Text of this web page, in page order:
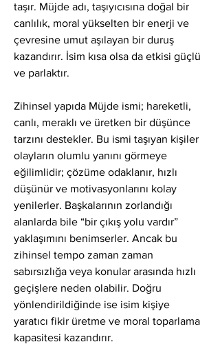
taşır. Müjde adı, taşıyıcısına doğal bir
canlılık, moral yükselten bir enerji ve
çevresine umut aşılayan bir duruş
kazandırır. İsim kısa olsa da etkisi güçlü
ve parlaktır.
Zihinsel yapıda Müjde ismi; hareketli,
canlı, meraklı ve üretken bir düşünce
tarzını destekler. Bu ismi taşıyan kişiler
olayların olumlu yanını görmeye
eğilimlidir; çözüme odaklanır, hızlı
düşünür ve motivasyonlarını kolay
yenilerler. Başkalarının zorlandığı
alanlarda bile “bir çıkış yolu vardır”
yaklaşımını benimserler. Ancak bu
zihinsel tempo zaman zaman
sabırsızlığa veya konular arasında hızlı
geçişlere neden olabilir. Doğru
yönlendirildiğinde ise isim kişiye
yaratıcı fikir üretme ve moral toparlama
kapasitesi kazandırır.